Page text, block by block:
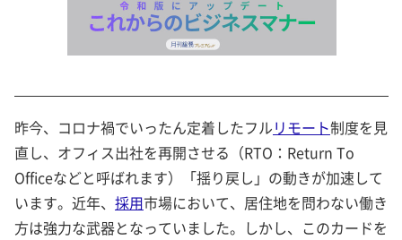
昨今、コロナ禍でいったん定着したフルリモート制度を見
直し、オフィス出社を再開させる（RTO：Return To
Officeなどと呼ばれます）「揺り戻し」の動きが加速して
います。近年、 採用市場において、居住地を問わない働き
方は強力な武器となっていました。しかし、このカードを